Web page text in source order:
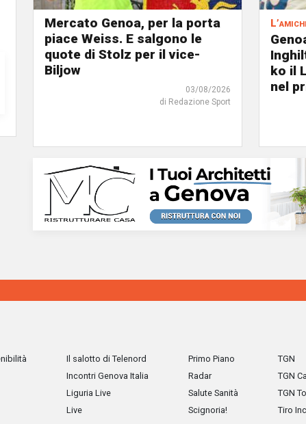
Mercato Genoa, per la porta
piace Weiss. E salgono le
quote di Stolz per il vice-
Biljow
03/08/2026
di Redazione Sport
ko il
nel
Il salotto di Telenord
Incontri Genova Italia
Liguria Live
Live
Primo Piano
Radar
Salute Sanità
Scignoria!
TGN
TGN
TGN
Tiro